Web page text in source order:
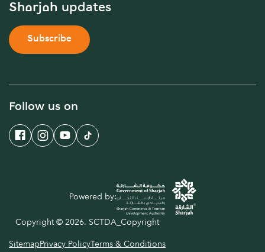
Sharjah updates
Subscribe
Follow us on
Copyright © 2026. SCTDA_Copyright
SitemapPrivacy PolicyTerms & Conditions
Powered by: